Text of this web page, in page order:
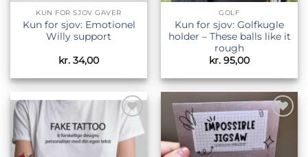
KUN FOR SJOV GAVER
Kun for sjov: Emotionel
Willy support
kr. 34,00
GOLF
Kun for sjov: Golfkugle
holder – These balls like it
rough
kr. 95,00
Tilføj til
ønskeliste
Tilføj til
ønskeliste